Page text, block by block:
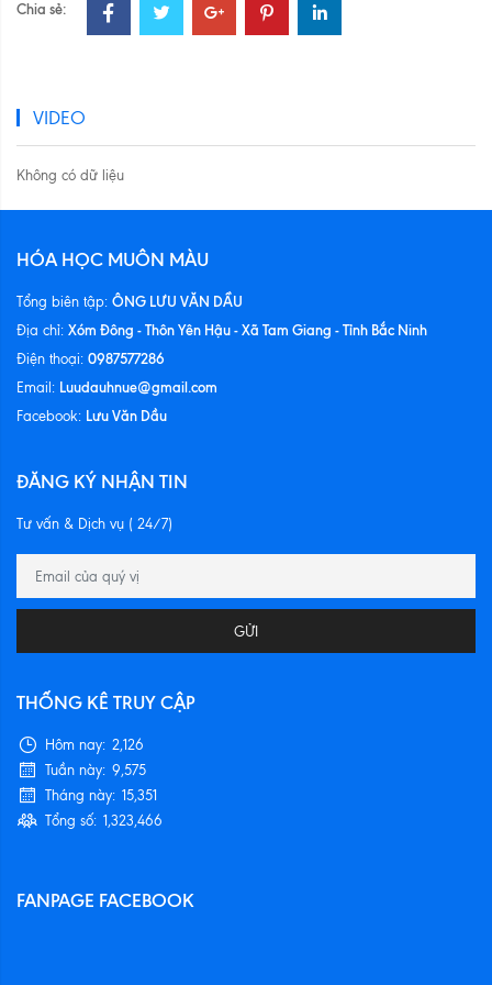
Chia sẻ:
VIDEO
Không có dữ liệu
HÓA HỌC MUÔN MÀU
Tổng biên tập: ÔNG LƯU VĂN DẦU
Địa chỉ: Xóm Đông - Thôn Yên Hậu - Xã Tam Giang - Tỉnh Bắc Ninh
Điện thoại: 0987577286
Email: Luudauhnue@gmail.com
Facebook: Lưu Văn Dầu
ĐĂNG KÝ NHẬN TIN
Tư vấn & Dịch vụ ( 24/7)
GỬI
THỐNG KÊ TRUY CẬP
Hôm nay: 2,126
Tuần này: 9,575
Tháng này: 15,351
Tổng số: 1,323,466
FANPAGE FACEBOOK